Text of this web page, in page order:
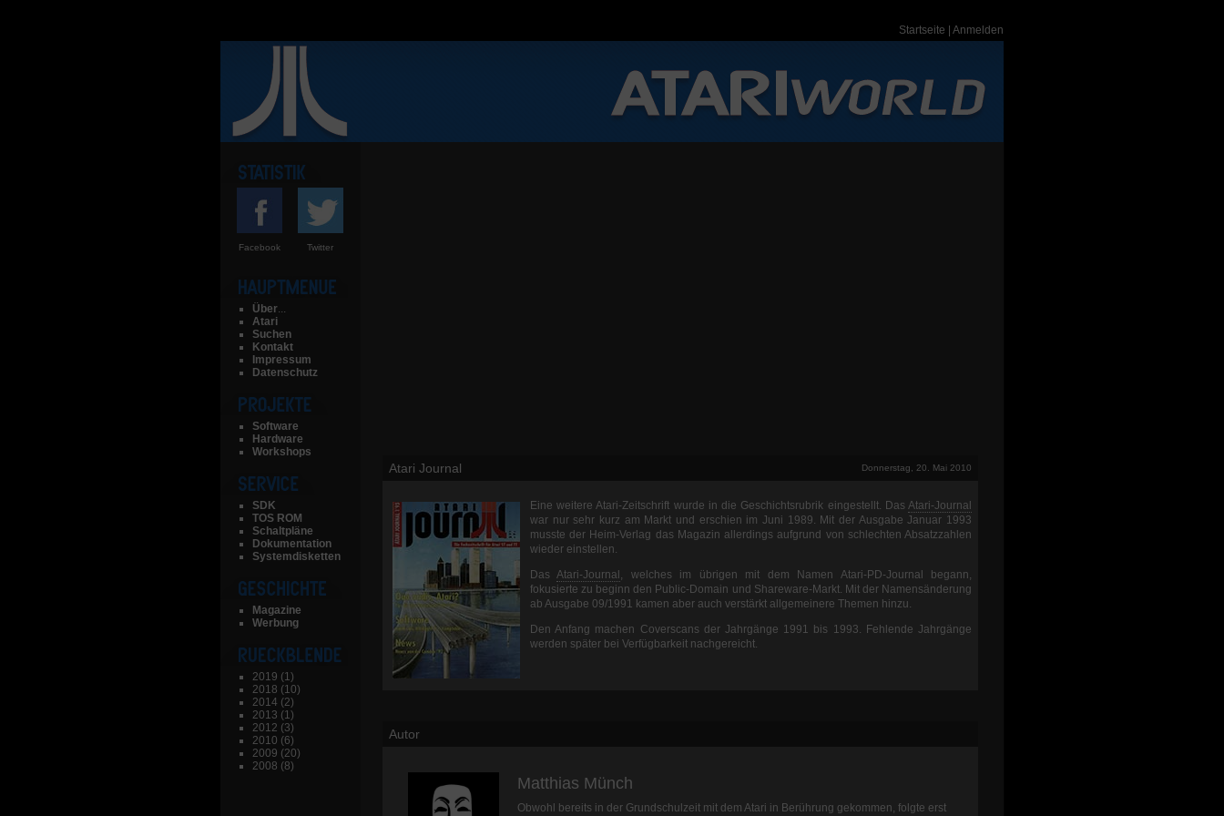
Startseite Anmelden
Facebook Twitter
Über...
Atari
Suchen
Kontakt
Impressum
Datenschutz
Software
Hardware
Workshops
SDK
TOS ROM
Schaltpläne
Dokumentation
Systemdisketten
Magazine
Werbung
2019 (1)
2018 (10)
2014 (2)
2013 (1)
2012 (3)
2010 (6)
2009 (20)
2008 (8)
Atari Journal Donnerstag, 20. Mai 2010
Eine weitere Atari-Zeitschrift wurde in die Geschichtsrubrik eingestellt. Das Atari-Journal
war nur sehr kurz am Markt und erschien im Juni 1989. Mit der Ausgabe Januar 1993
musste der Heim-Verlag das Magazin allerdings aufgrund von schlechten Absatzzahlen
wieder einstellen.
DasAtari-Journal , welches im übrigen mit dem Namen Atari-PD-Journal begann,
fokusierte zu beginn den Public-Domain und Shareware-Markt. Mit der Namensänderung
ab Ausgabe 09/1991 kamen aber auch verstärkt allgemeinere Themen hinzu.
Den Anfang machen Coverscans der Jahrgänge 1991 bis 1993. Fehlende Jahrgänge
werden später bei Verfügbarkeit nachgereicht.
Autor
Matthias Münch
Obwohl bereits in der Grundschulzeit mit dem Atari in Berührung gekommen, folgte erst